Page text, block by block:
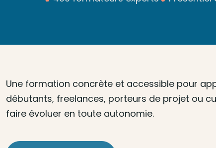
Une formation concrète et accessible pour
débutants, freelances, porteurs de projet ou
faire évoluer en toute autonomie.